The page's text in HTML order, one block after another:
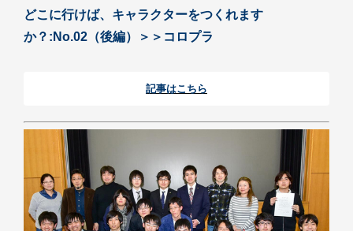
どこに行けば、キャラクターをつくれます
か？:No.02（後編）＞＞コロプラ
記事はこちら